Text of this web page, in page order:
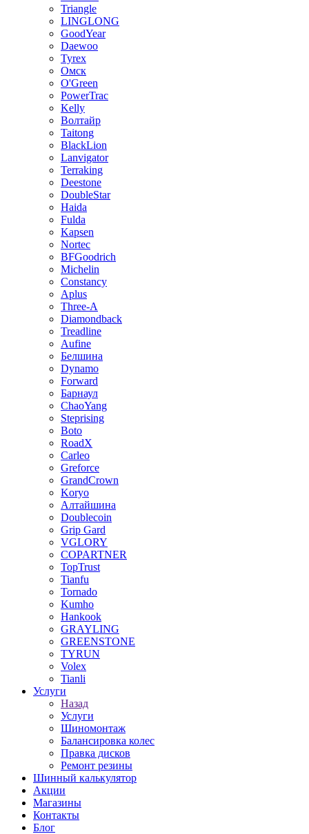
Triangle
LINGLONG
GoodYear
Daewoo
Tyrex
Омск
O'Green
PowerTrac
Kelly
Волтайр
Taitong
BlackLion
Lanvigator
Terraking
Deestone
DoubleStar
Haida
Fulda
Kapsen
Nortec
BFGoodrich
Michelin
Constancy
Aplus
Three-A
Diamondback
Treadline
Aufine
Белшина
Dynamo
Forward
Барнаул
ChaoYang
Steprising
Boto
RoadX
Carleo
Greforce
GrandCrown
Koryo
Алтайшина
Doublecoin
Grip Gard
VGLORY
COPARTNER
TopTrust
Tianfu
Tornado
Kumho
Hankook
GRAYLING
GREENSTONE
TYRUN
Volex
Tianli
Услуги
Назад
Услуги
Шиномонтаж
Балансировка колес
Правка дисков
Ремонт резины
Шинный калькулятор
Акции
Магазины
Контакты
Блог